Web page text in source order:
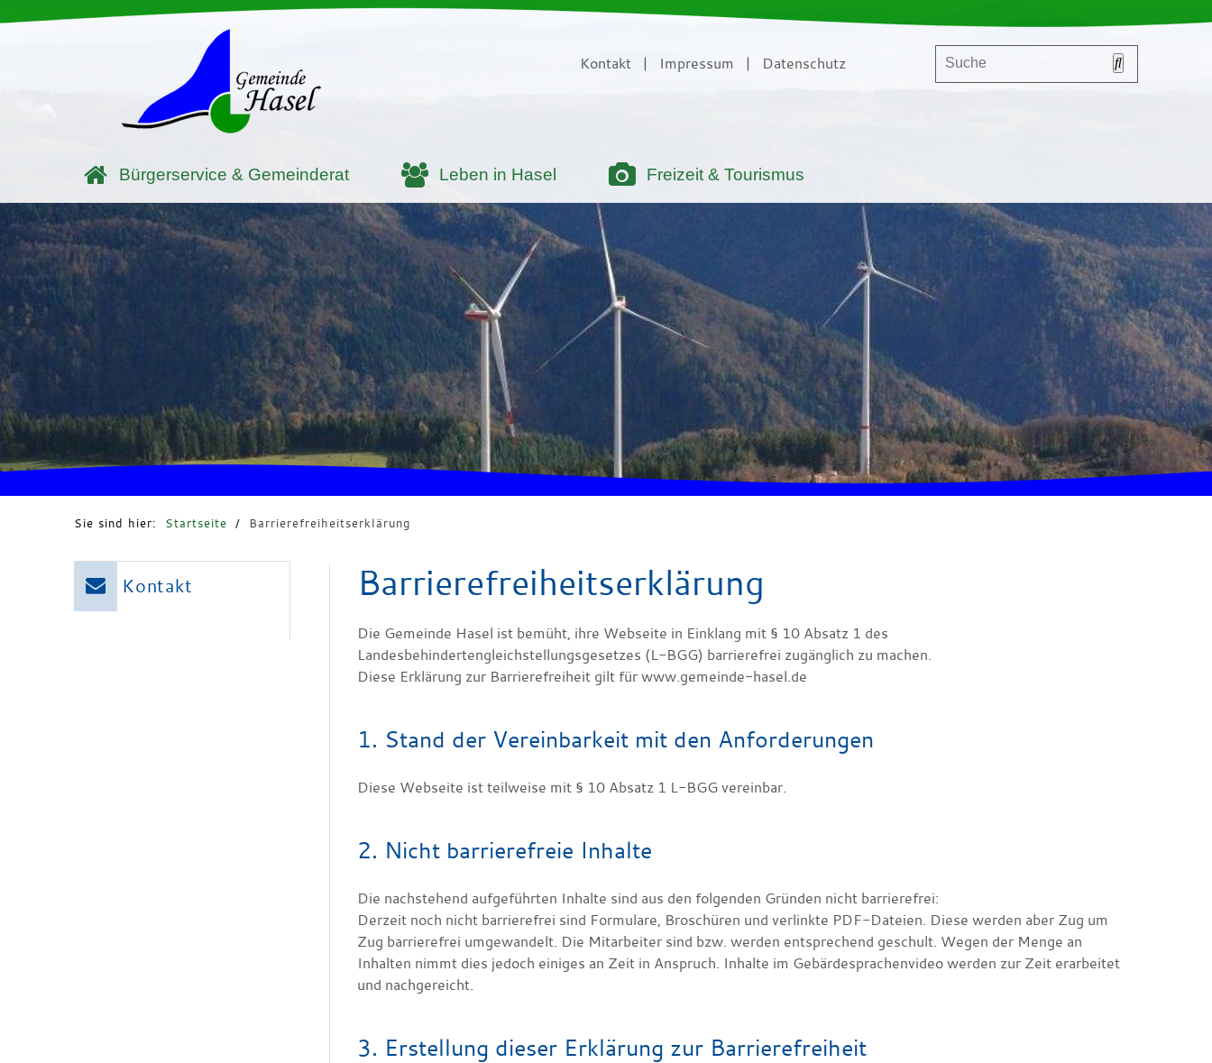
Kontakt | Impressum | Datenschutz
Bürgerservice & Gemeinderat Leben in Hasel Freizeit & Tourismus
Sie sind hier: Startseite / Barrierefreiheitserklärung
Kontakt Barrierefreiheitserklärung
Die Gemeinde Hasel ist bemüht, ihre Webseite in Einklang mit § 10 Absatz 1 des
Landesbehindertengleichstellungsgesetzes (L-BGG) barrierefrei zugänglich zu machen.
Diese Erklärung zur Barrierefreiheit gilt für www.gemeinde-hasel.de
1. Stand der Vereinbarkeit mit den Anforderungen
Diese Webseite ist teilweise mit § 10 Absatz 1 L-BGG vereinbar.
2. Nicht barrierefreie Inhalte
Die nachstehend aufgeführten Inhalte sind aus den folgenden Gründen nicht barrierefrei:
Derzeit noch nicht barrierefrei sind Formulare, Broschüren und verlinkte PDF-Dateien. Diese werden aber Zug um
Zug barrierefrei umgewandelt. Die Mitarbeiter sind bzw. werden entsprechend geschult. Wegen der Menge an
Inhalten nimmt dies jedoch einiges an Zeit in Anspruch. Inhalte im Gebärdesprachenvideo werden zur Zeit erarbeitet
und nachgereicht.
3. Erstellung dieser Erklärung zur Barrierefreiheit